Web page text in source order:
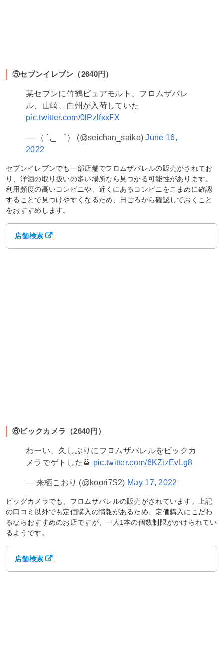
⑤セブンイレブン（2640円）
某セブンに竹鶴ピュアモルト、フロムザバレ
ル、山崎、白州が入荷していた
pic.twitter.com/0lPzlfxxFX
— （ ´,_ゝ`） (@seichan_saiko)June 16,
2022
セブンイレブンでも一部店舗でフロムザバレルの販売がされてお
り、洋酒の取り扱いの多い場所なら見つかる可能性があります。
利用頻度の高いコンビニや、近くにあるコンビニをこまめに確認
することで見つけやすくなるため、日ごろから確認しておくこと
をおすすめします。
店舗検索
⑥ビックカメラ（2640円）
わーい、久しぶりにフロムザバレルをビックカ
メラでゲトした🥃 pic.twitter.com/6KZizEvLg8
— 来栖こおり (@koori7S2) May 17, 2022
ビッグカメラでも、フロムザバレルの販売がされています。上記
の口コミ以外でも定価購入の情報があるため、定価購入にこだわ
るならおすすめのお店ですが、一人1本の個数制限がかけられてい
るようです。
店舗検索